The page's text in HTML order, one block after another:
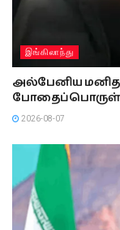
இங்கிலாந்து
அல்பேனிய
போதைப்பொருள்
2026-08-07